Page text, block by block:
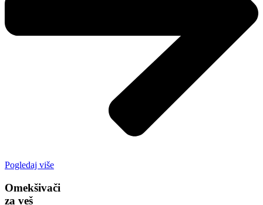
Pogledaj više
Omekšivači
za veš